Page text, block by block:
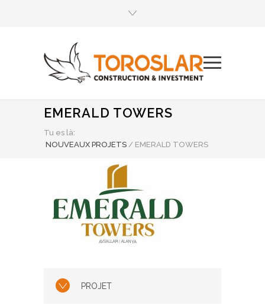
EMERALD TOWERS
Tu es là:
NOUVEAUX PROJETS / EMERALD TOWERS
PROJET